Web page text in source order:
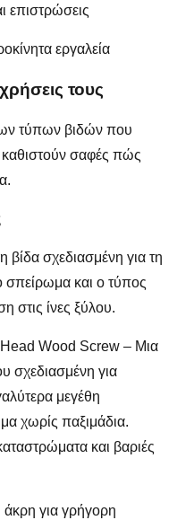
επιστρώσεις
εργαλεία
τους
τύπων βιδών που
σαφές πώς
βίδα σχεδιασμένη για τη
και ο τύπος
στις ίνες ξύλου.
Wood Screw – Μια
σχεδιασμένη για
μεγέθη
χωρίς παξιμάδια.
και βαριές
άκρη για γρήγορη